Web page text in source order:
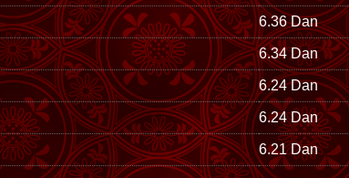
6.36 Dan
6.34 Dan
6.24 Dan
6.24 Dan
6.21 Dan